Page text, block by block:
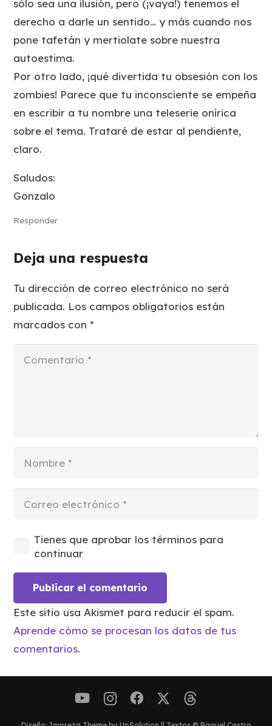
sólo sea una ilusión, pero (¡vaya!) tenemos el
derecho a darle un sentido… y más cuando nos
pone tafetán y mertiolate sobre nuestra
autoestima.
Por otro lado, ¡qué divertida tu obsesión con los
zombies! Parece que tu inconsciente se empeña
en escribir a tu nombre una teleserie onírica
sobre el tema. Trataré de estar al pendiente,
claro.
Saludos:
Gonzalo
Responder
Deja una respuesta
Tu dirección de correo electrónico no será
publicada. Los campos obligatorios están
marcados con*
Tienes que aprobar los términos para
continuar
Publicar el comentario
Este sitio usa Akismet para reducir el spam.
Aprende cómo se procesan los datos de tus
comentarios.